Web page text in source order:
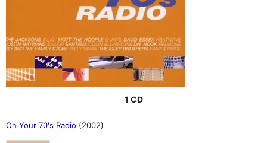
1 CD
On Your 70's Radio (2002)